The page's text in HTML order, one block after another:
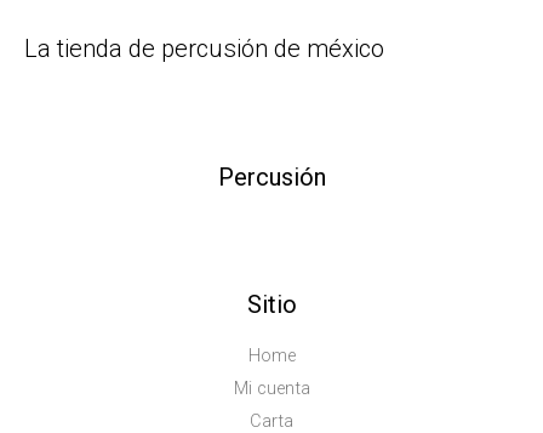
La tienda de percusión de méxico
Percusión
Sitio
Home
Mi cuenta
Carta